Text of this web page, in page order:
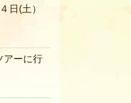
日(土）
アーに行